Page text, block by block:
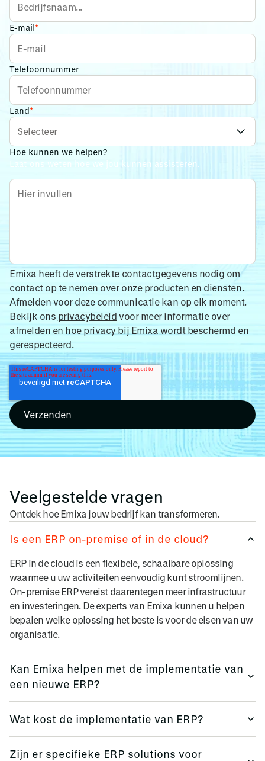
E-mail*
Telefoonnummer
Land*
Hoe kunnen we helpen?
Laat ons weten hoe we jou kunnen assisteren.
Emixa heeft de verstrekte contactgegevens nodig om
contact op te nemen over onze producten en diensten.
Afmelden voor deze communicatie kan op elk moment.
Bekijk ons privacybeleid voor meer informatie over
afmelden en hoe privacy bij Emixa wordt beschermd en
gerespecteerd.
Veelgestelde vragen
Ontdek hoe Emixa jouw bedrijf kan transformeren.
Is een ERP on-premise of in de cloud?
ERP in de cloud is een flexibele, schaalbare oplossing
waarmee u uw activiteiten eenvoudig kunt stroomlijnen.
On-premise ERP vereist daarentegen meer infrastructuur
en investeringen. De experts van Emixa kunnen u helpen
bepalen welke oplossing het beste is voor de eisen van uw
organisatie.
Kan Emixa helpen met de implementatie van
een nieuwe ERP?
organisaties bij het selecteren, kopen en implementeren
van ERP. Daarnaast leveren wij alle diensten van design tot
implementatie en beheer van uw oplossing.
Wat kost de implementatie van ERP?
van het systeem, de grootte van het bedrijf, de
Zijn er specifieke ERP solutions voor